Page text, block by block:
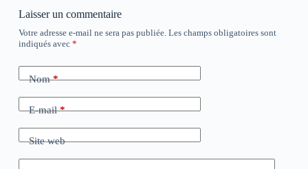
Laisser un commentaire
Votre adresse e-mail ne sera pas publiée. Les champs obligatoires sont
indiqués avec *
Nom*
E-mail*
Site web